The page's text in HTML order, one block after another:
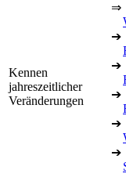
Kennen
jahreszeitlicher
Veränderungen
⇒
➔
➔
➔
➔
➔